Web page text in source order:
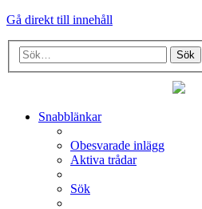
Gå direkt till innehåll
Sök
Snabblänkar
Obesvarade inlägg
Aktiva trådar
Sök